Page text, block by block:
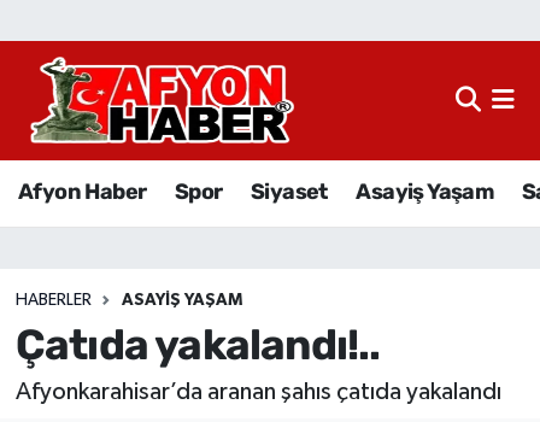
Afyon Haber Spor Siyaset Asayiş Yaşam
HABERLER ASAYIŞ YAŞAM
Çatıda yakalandı!..
Afyonkarahisar’da aranan şahıs çatıda yakalandı
Afyon Haber
Sağlık
Eğitim